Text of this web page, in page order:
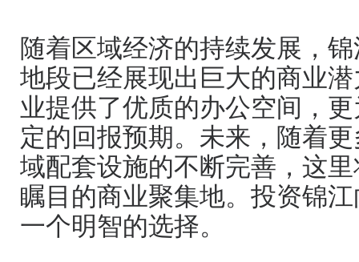
随着区域经济的持续发展，
地段已经展现出巨大的商业
业提供了优质的办公空间，
定的回报预期。未来，随着
域配套设施的不断完善，这
瞩目的商业聚集地。投资锦
一个明智的选择。